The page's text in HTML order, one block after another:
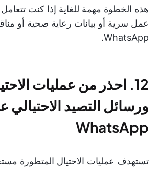
هذه الخطوة مهمة للغاية إذا كنت
عمل سرية أو بيانات رعاية صحية أو
WhatsApp.
12. احذر من عمليات
ورسائل التصيد الاحتيالي
WhatsApp
تستهدف عمليات الاحتيال المتطورة